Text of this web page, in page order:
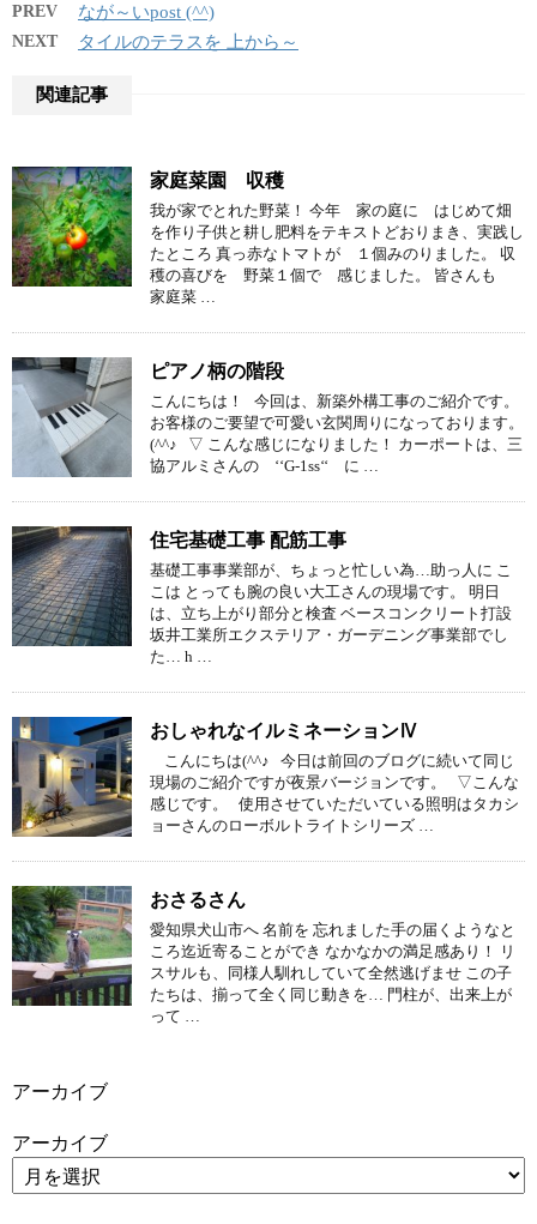
PREV なが～いpost (^^)
NEXT タイルのテラスを 上から～
関連記事
家庭菜園 収穫
我が家でとれた野菜！ 今年 家の庭に はじめて畑
を作り子供と耕し肥料をテキストどおりまき、実践し
たところ 真っ赤なトマトが １個みのりました。 収
穫の喜びを 野菜１個で 感じました。 皆さんも
家庭菜 …
ピアノ柄の階段
こんにちは！ 今回は、新築外構工事のご紹介です。
お客様のご要望で可愛い玄関周りになっております。
(^^♪ ▽ こんな感じになりました！ カーポートは、三
協アルミさんの ‘‘G-1ss‘‘ に …
住宅基礎工事 配筋工事
基礎工事事業部が、ちょっと忙しい為…助っ人に こ
こは とっても腕の良い大工さんの現場です。 明日
は、立ち上がり部分と検査 ベースコンクリート打設
坂井工業所エクステリア・ガーデニング事業部でし
た… h …
おしゃれなイルミネーションⅣ
こんにちは(^^♪ 今日は前回のブログに続いて同じ
現場のご紹介ですが夜景バージョンです。 ▽こんな
感じです。 使用させていただいている照明はタカシ
ョーさんのローボルトライトシリーズ …
おさるさん
愛知県犬山市へ 名前を 忘れました手の届くようなと
ころ迄近寄ることができ なかなかの満足感あり！ リ
スサルも、同様人馴れしていて全然逃げませ この子
たちは、揃って全く同じ動きを… 門柱が、出来上が
って …
アーカイブ
アーカイブ